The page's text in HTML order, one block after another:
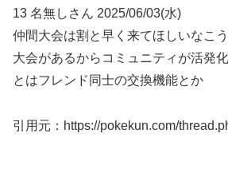
13 名無しさん 2025/06/03(水)
仲間大会は割と早く来てほしいなこ
大会があるからコミュニティが活発
とはフレンド同士の交換機能とか
引用元：https://pokekun.com/